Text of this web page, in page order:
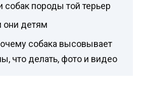
собак породы той терьер
детям
собака высовывает
что делать, фото и видео